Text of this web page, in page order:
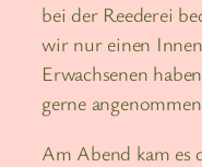
bei der Reederei
wir nur einen
Erwachsenen
gerne
Am Abend kam es